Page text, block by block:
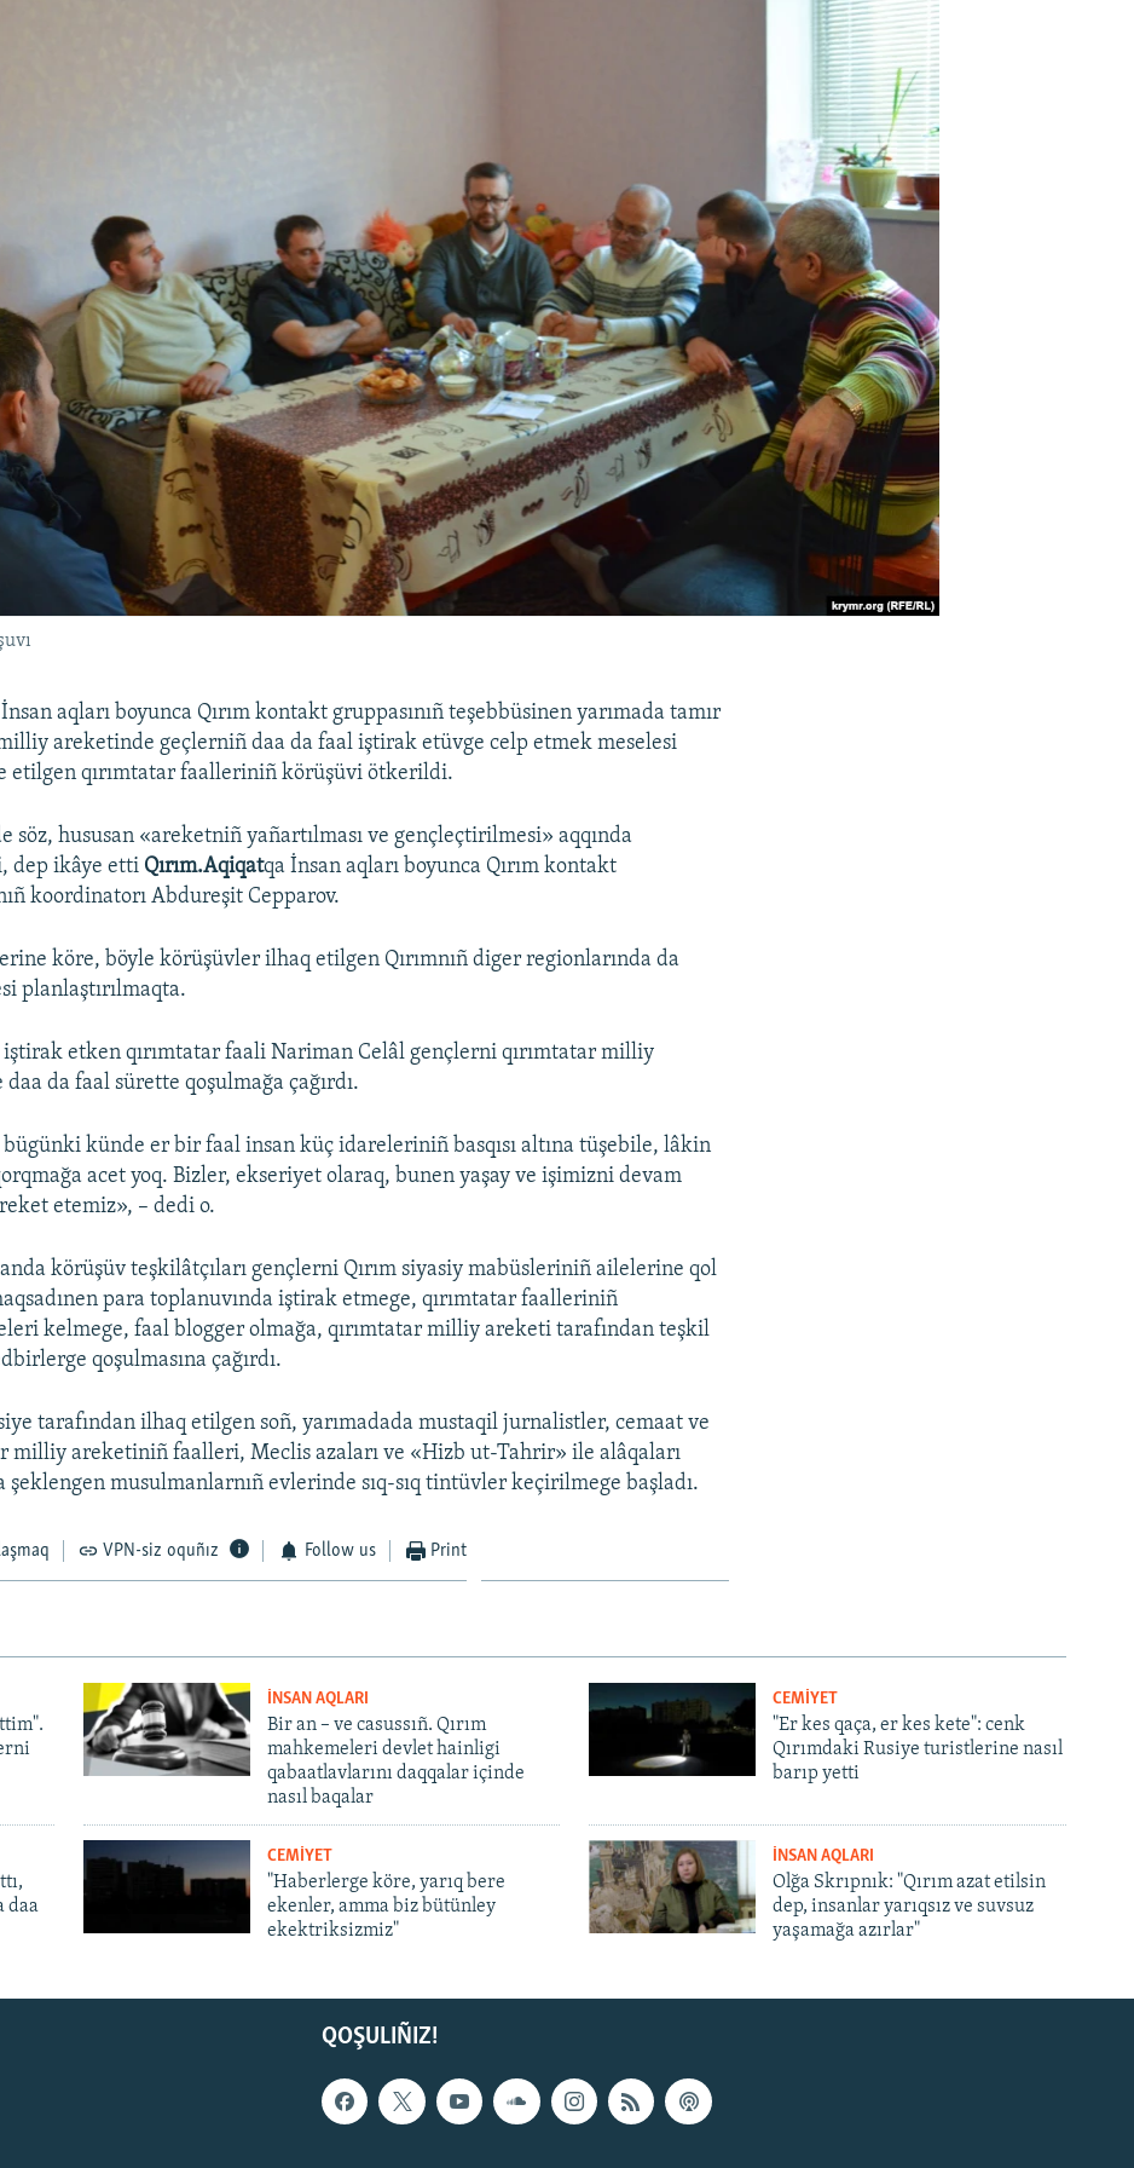
aqları boyunca Qırım kontakt gruppasınıñ teşebbüsinen yarımada tamır
milliy areketinde geçlerniñ daa da faal iştirak etüvge celp etmek meselesi
etilgen qırımtatar faalleriniñ körüşüvi ötkerildi.
söz, hususan «areketniñ yañartılması ve gençleçtirilmesi» aqqında
dep ikâye etti Qırım.Aqiqatqa İnsan aqları boyunca Qırım kontakt
koordinatorı Abdureşit Cepparov.
köre, böyle körüşüvler ilhaq etilgen Qırımnıñ diger regionlarında da
planlaştırılmaqta.
etken qırımtatar faali Nariman Celâl gençlerni qırımtatar milliy
da faal sürette qoşulmağa çağırdı.
künde er bir faal insan küç idareleriniñ basqısı altına tüşebile, lâkin
acet yoq. Bizler, ekseriyet olaraq, bunen yaşay ve işimizni devam
etemiz», – dedi o.
körüşüv teşkilâtçıları gençlerni Qırım siyasiy mabüsleriniñ ailelerine qol
para toplanuvında iştirak etmege, qırımtatar faalleriniñ
kelmege, faal blogger olmağa, qırımtatar milliy areketi tarafından teşkil
qoşulmasına çağırdı.
tarafından ilhaq etilgen soñ, yarımadada mustaqil jurnalistler, cemaat ve
milliy areketiniñ faalleri, Meclis azaları ve «Hizb ut-Tahrir» ile alâqaları
şeklengen musulmanlarnıñ evlerinde sıq-sıq tintüvler keçirilmege başladı.
VPN-siz oquñız Follow us Print
İNSAN AQLARI
Bir an – ve casussıñ. Qırım
mahkemeleri devlet hainligi
qabaatlavlarını daqqalar içinde
nasıl baqalar
CEMİYET
"Er kes qaça, er kes kete": cenk
Qırımdaki Rusiye turistlerine nasıl
barıp yetti
daa
CEMİYET
"Haberlerge köre, yarıq bere
ekenler, amma biz bütünley
ekektriksizmiz"
İNSAN AQLARI
Olğa Skrıpnık: "Qırım azat etilsin
dep, insanlar yarıqsız ve suvsuz
yaşamağa azırlar"
QOŞULIÑIZ!